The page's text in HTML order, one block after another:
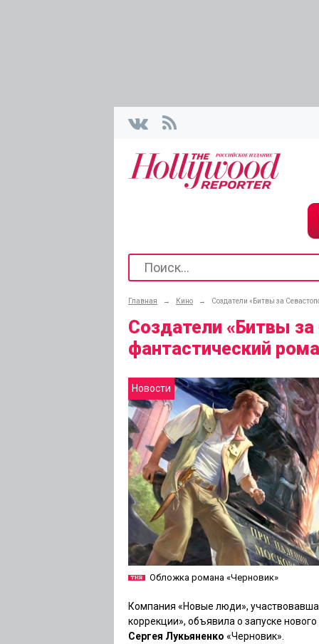
Главная → Кино → Создатели «Битвы за
Создатели «Битвы
фантастический
Новости
Обложка романа «Черновик»
Компания «Новые люди»,
коррекции», объявила о запуске
Сергея Лукьяненко «Черновик»